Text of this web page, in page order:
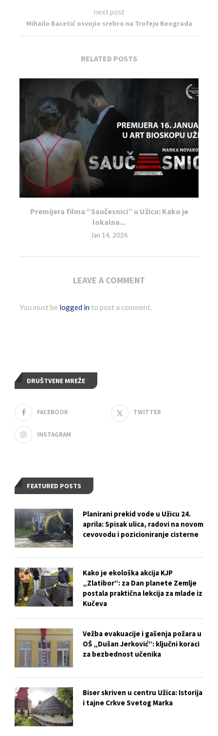
next post
Mihailo Bacetić osvojio srebro na Trofeju Beograda
RELATED POSTS
Premijera filma “Saučesnici” u Užicu: Kako je
lokalna...
Jan 14, 2026
LEAVE A COMMENT
You must be logged into post a comment.
DRUŠTVENE MREŽE
FACEBOOK TWITTER
INSTAGRAM
FEATURED POSTS
Planirani prekid vode u Užicu 24.
aprila: Spisak ulica, radovi na novom
cevovodu i pozicioniranje cisterne
Kako je ekološka akcija KJP
„Zlatibor“: za Dan planete Zemlje
postala praktična lekcija za mlade iz
Kučeva
Vežba evakuacije i gašenja požara u
OŠ „Dušan Jerković“: ključni koraci
za bezbednost učenika
Biser skriven u centru Užica: Istorija
i tajne Crkve Svetog Marka